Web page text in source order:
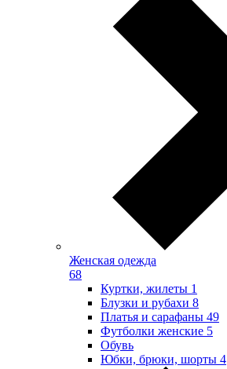
Женская одежда
68
Куртки, жилеты 1
Блузки и рубахи 8
Платья и сарафаны 49
Футболки женские 5
Обувь
Юбки, брюки, шорты 4